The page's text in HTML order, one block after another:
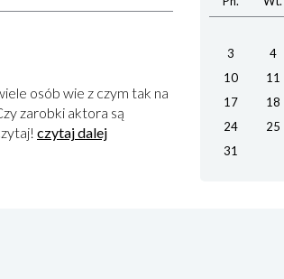
osób wie z czym tak na
zarobki aktora są
czytaj dalej
3
4
10
11
17
18
24
25
31